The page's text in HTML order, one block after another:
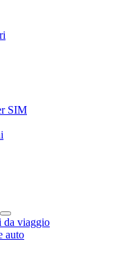
SIM
da viaggio
auto